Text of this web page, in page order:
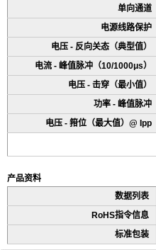
单向通道
电源线路保护
电压 - 反向关态（典型值）
电流 - 峰值脉冲（10/1000μs）
电压 - 击穿（最小值）
功率 - 峰值脉冲
电压 - 箝位（最大值）@ Ipp
产品资料
数据列表
RoHS指令信息
标准包装